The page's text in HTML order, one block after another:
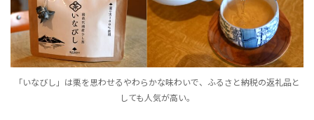
「いなびし」は栗を思わせるやわらかな味わいで、ふるさと納税の返礼品と
しても人気が高い。